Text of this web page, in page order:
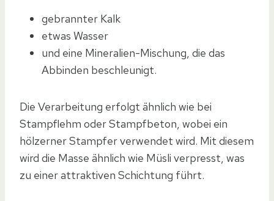
gebrannter Kalk
etwas Wasser
und eine Mineralien-Mischung, die das
Abbinden beschleunigt.
Die Verarbeitung erfolgt ähnlich wie bei
Stampflehm oder Stampfbeton, wobei ein
hölzerner Stampfer verwendet wird. Mit diesem
wird die Masse ähnlich wie Müsli verpresst, was
zu einer attraktiven Schichtung führt.